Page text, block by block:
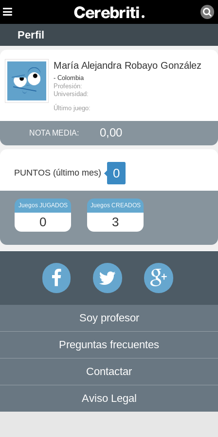
Perfil
María Alejandra Robayo González
- Colombia
Profesión:
Universidad:
Último juego:
NOTA MEDIA: 0,00
PUNTOS (último mes) 0
Juegos JUGADOS
0
Juegos CREADOS
3
Soy profesor
Preguntas frecuentes
Contactar
Aviso Legal